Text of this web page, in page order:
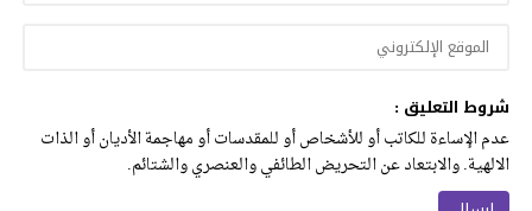
شروط التعليق :
عدم الإساءة للكاتب أو للأشخاص أو للمقدسات أو مهاجمة الأديان أو الذات
الالهية. والابتعاد عن التحريض الطائفي والعنصري والشتائم.